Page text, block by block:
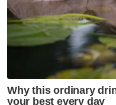
Beliau
Kumpulan E
Korea Selatan
wajar memberi
keputusan positif.
“Atas kertas